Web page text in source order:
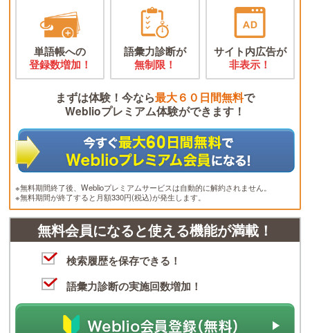
単語帳への
登録数増加！
語彙力診断が
無制限！
サイト内広告が
非表示！
まずは体験！今なら最大６０日間無料で
Weblioプレミアム体験ができます！
※無料期間終了後、Weblioプレミアムサービスは自動的に解約されません。
※無料期間が終了すると月額330円(税込)が発生します。
無料会員になると使える機能が満載！
検索履歴を保存できる！
語彙力診断の実施回数増加！